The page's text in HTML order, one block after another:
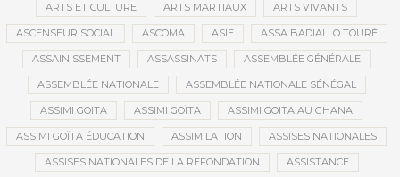
ARTS ET CULTURE ARTS MARTIAUX ARTS VIVANTS
ASCENSEUR SOCIAL ASCOMA ASIE ASSA BADIALLO TOURÉ
ASSAINISSEMENT ASSASSINATS ASSEMBLÉE GÉNÉRALE
ASSEMBLÉE NATIONALE ASSEMBLÉE NATIONALE SÉNÉGAL
ASSIMI GOITA ASSIMI GOÏTA ASSIMI GOITA AU GHANA
ASSIMI GOÏTA ÉDUCATION ASSIMILATION ASSISES NATIONALES
ASSISES NATIONALES DE LA REFONDATION ASSISTANCE